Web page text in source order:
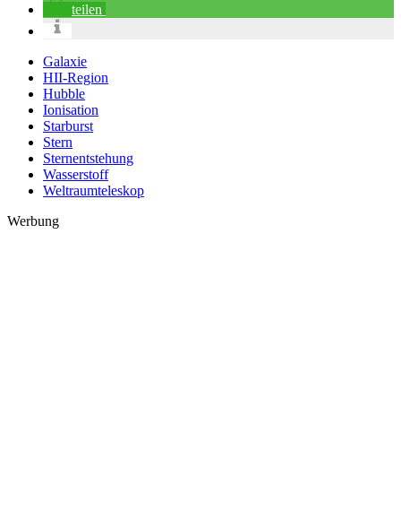
teilen
Galaxie
HII-Region
Hubble
Ionisation
Starburst
Stern
Sternentstehung
Wasserstoff
Weltraumteleskop
Werbung